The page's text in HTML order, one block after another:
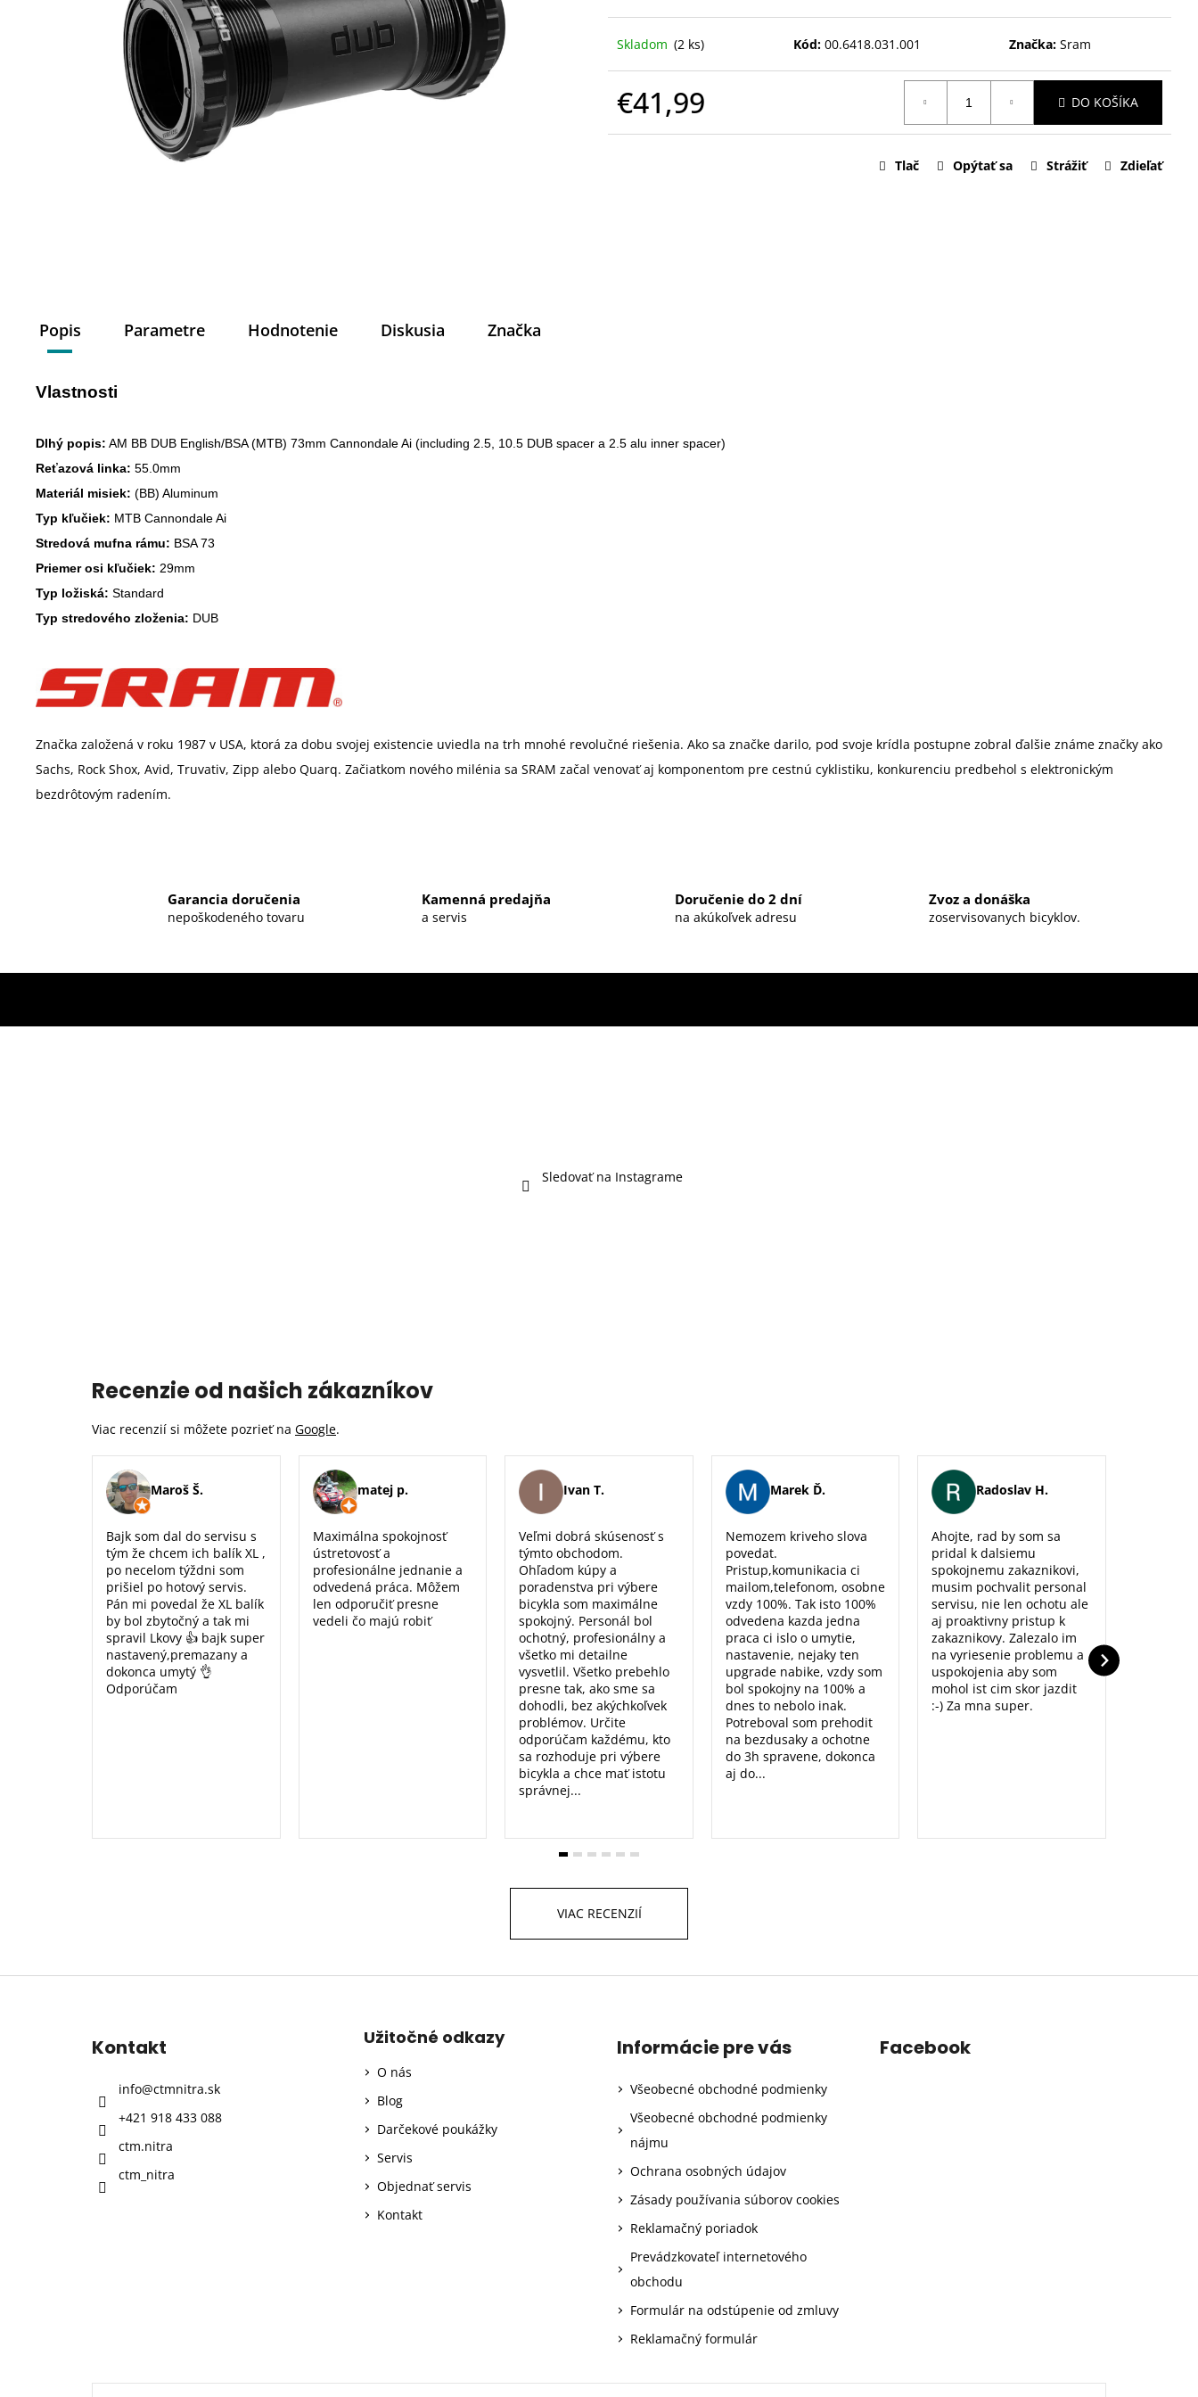
Skladom (2 ks) Kód: 00.6418.031.001 Značka:Sram
€41,99 DO KOŠÍKA
Tlač Opýtať sa Strážiť Zdieľať
Popis Parametre Hodnotenie Diskusia Značka
Vlastnosti
Dlhý popis:
Reťazová linka:
Materiál misiek:
Typ kľučiek:
Stredová mufna rámu:
Priemer osi kľučiek:
Typ ložiská:
Typ stredového zloženia: DUB
Značka založená v roku 1987 v USA, ktorá za dobu svojej existencie uviedla na trh mnohé revolučné riešenia. Ako sa značke darilo, pod svoje krídla postupne zobral ďalšie známe značky ako
Sachs, Rock Shox, Avid, Truvativ, Zipp alebo Quarq. Začiatkom nového milénia sa SRAM začal venovať aj komponentom pre cestnú cyklistiku, konkurenciu predbehol s elektronickým
bezdrôtovým radením.
Garancia doručenia
nepoškodeného tovaru
Kamenná predajňa
a servis
Doručenie do 2 dní
na akúkoľvek adresu
Zvoz a donáška
zoservisovanych bicyklov.
Sledovať na Instagrame
Recenzie od našich zákazníkov
Viac recenzií si môžete pozrieť na Google.
Maroš Š.
Bajk som dal do servisu s
tým že chcem ich balík XL ,
po necelom týždni som
prišiel po hotový servis.
Pán mi povedal že XL balík
by bol zbytočný a tak mi
spravil Lkovy 👍 bajk super
nastavený,premazany a
dokonca umytý 👌
Odporúčam
matej p.
Maximálna spokojnosť
ústretovosť a
profesionálne jednanie a
odvedená práca. Môžem
len odporučiť presne
vedeli čo majú robiť
Ivan T.
Veľmi dobrá skúsenosť s
týmto obchodom.
Ohľadom kúpy a
poradenstva pri výbere
bicykla som maximálne
spokojný. Personál bol
ochotný, profesionálny a
všetko mi detailne
vysvetlil. Všetko prebehlo
presne tak, ako sme sa
dohodli, bez akýchkoľvek
problémov. Určite
odporúčam každému, kto
sa rozhoduje pri výbere
bicykla a chce mať istotu
správnej...
Marek Ď.
Nemozem kriveho slova
povedat.
Pristup,komunikacia ci
mailom,telefonom, osobne
vzdy 100%. Tak isto 100%
odvedena kazda jedna
praca ci islo o umytie,
nastavenie, nejaky ten
upgrade nabike, vzdy som
bol spokojny na 100% a
dnes to nebolo inak.
Potreboval som prehodit
na bezdusaky a ochotne
do 3h spravene, dokonca
aj do...
Radoslav H.
Ahojte, rad by som sa
pridal k dalsiemu
spokojnemu zakaznikovi,
musim pochvalit personal
servisu, nie len ochotu ale
aj proaktivny pristup k
zakaznikovy. Zalezalo im
na vyriesenie problemu a
uspokojenia aby som
mohol ist cim skor jazdit
:-) Za mna super.
VIAC RECENZIÍ
Z
Kontakt
info@ctmnitra.sk
+421 918 433 088
ctm.nitra
ctm_nitra
Užitočné odkazy
O nás
Blog
Darčekové poukážky
Servis
Objednať servis
Kontakt
Informácie pre vás
Všeobecné obchodné podmienky
Všeobecné obchodné podmienky
nájmu
Ochrana osobných údajov
Zásady používania súborov cookies
Reklamačný poriadok
Prevádzkovateľ internetového
obchodu
Formulár na odstúpenie od zmluvy
Reklamačný formulár
Facebook